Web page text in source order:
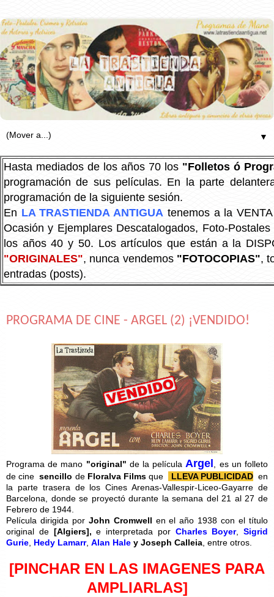
▼
Hasta mediados de los años 70 los "Folletos ó
programación de sus películas. En la parte
programación de la siguiente sesión.
En LA TRASTIENDA ANTIGUA tenemos a la
Ocasión y Ejemplares Descatalogados, Foto-
los años 40 y 50. Los artículos que están a la
"ORIGINALES", nunca vendemos "FOTOCOPIAS",
entradas (posts).
PROGRAMA DE CINE - ARGEL (2) ¡VENDIDO!
Programa de mano "original" de la película Argel , es un folleto
de cine sencillo de Floralva Filmsque LLEVA PUBLICIDADen
la parte trasera de los Cines Arenas-Vallespir-Liceo-Gayarre de
Barcelona, donde se proyectó durante la semana del 21 al 27 de
Febrero de 1944.
Película dirigida por John Cromwell en el año 1938 con el título
original de [Algiers],e interpretada por Charles Boyer, Sigrid
Gurie Hedy Lamarr, Alan Hale y Joseph Calleia , entre otros.
[PINCHAR EN LAS IMAGENES PARA
AMPLIARLAS]